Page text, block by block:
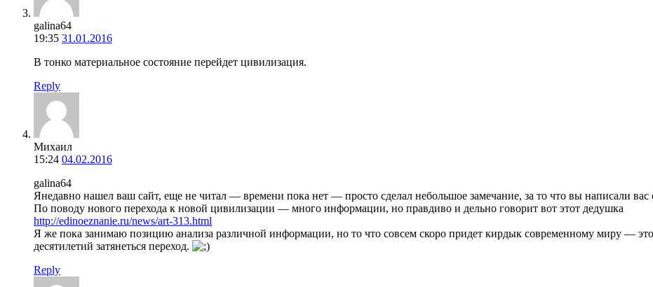
galina64
19:35 31.01.2016
В тонко материальное состояние перейдет цивилизация.
Reply
Михаил
15:24 04.02.2016
galina64
Янедавно нашел ваш сайт, еще не читал — времени пока нет — просто сделал небольшое замечание, за то что вы написали
По поводу нового перехода к новой цивилизации — много информации, но правдиво и дельно говорит вот этот дедушка
http://edinoeznanie.ru/news/art-313.html
Я же пока занимаю позицию анализа различной информации, но то что совсем скоро придет кирдык современному миру —
десятилетий затянеться переход.
Reply